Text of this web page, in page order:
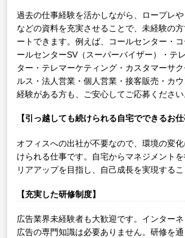
過去の仕事経験を活かしながら、ロープレ
などの資料を充実させることで、未経験の
ートできます。例えば、コールセンター・
ールセンターSV（スーパーバイザー）・テ
ター・テレマーケティング・カスタマーサ
ルス・法人営業・個人営業・接客販売・カ
経験がある方も、ご安心してご応募ください
【引っ越しても続けられる自宅でできるお仕
オフィスへの出社が不要なので、環境の変
けられる仕事です。自宅からマネジメント
リアアップを目指し、自己成長を実現するこ
【充実した研修制度】
広告業界未経験者も大歓迎です。インター
広告の専門知識は必要ありません。研修を